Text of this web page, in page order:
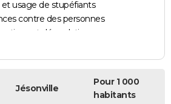
et usage de stupéfiants
contre des personnes
et dégradations
Jésonville
Pour 1 000
habitants